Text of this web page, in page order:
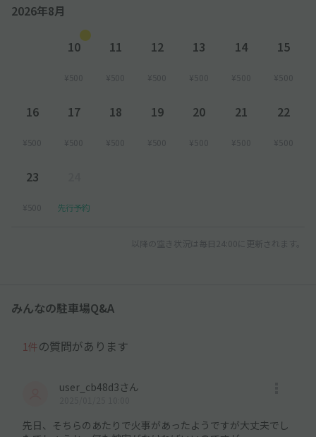
2026年8月
10
¥500
11
¥500
12
¥500
13
¥500
14
¥500
15
¥500
16
¥500
17
¥500
18
¥500
19
¥500
20
¥500
21
¥500
22
¥500
23
¥500 先行予約
以降の空き状況は毎日24:00に更新されます。
みんなの駐車場Q&A
1件の質問があります
user_cb48d3さん
先日、そちらのあたりで火事があったようですが大丈夫でし